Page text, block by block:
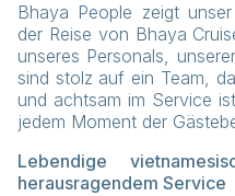
Bhaya People zeigt
der Reise von Bhaya
unseres Personals,
sind stolz auf ein Team,
und achtsam im Service
jedem Moment der
Lebendige
herausragendem Service